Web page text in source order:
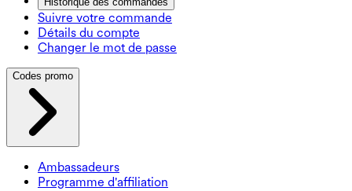
Suivre votre commande
Détails du compte
Changer le mot de passe
Codes promo
Ambassadeurs
Programme d'affiliation